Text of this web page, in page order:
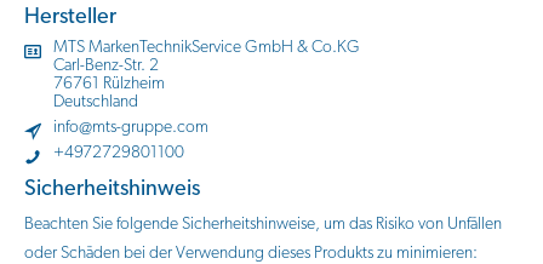
Hersteller
MTS MarkenTechnikService GmbH & Co.KG
Carl-Benz-Str. 2
76761 Rülzheim
Deutschland
info@mts-gruppe.com
+4972729801100
Sicherheitshinweis
Beachten Sie folgende Sicherheitshinweise, um das Risiko von Unfällen
oder Schäden bei der Verwendung dieses Produkts zu minimieren: